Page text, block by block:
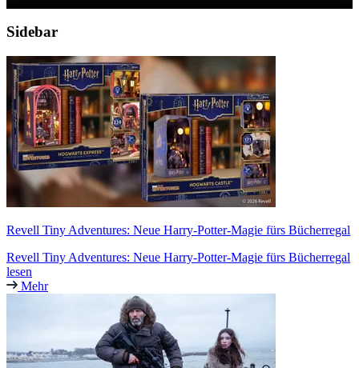
Sidebar
Revell Tiny Adventures: Neue Harry-Potter-Magie fürs Bücherregal
Revell Tiny Adventures: Neue Harry-Potter-Magie fürs Bücherregal
lesen
Mehr